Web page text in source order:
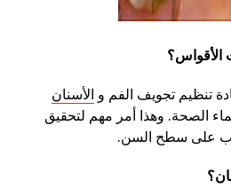
الأقواس؟
تنظيم تجويف الفم و الأسنان
الصحة. وهذا أمر مهم لتحقيق
على سطح السن.